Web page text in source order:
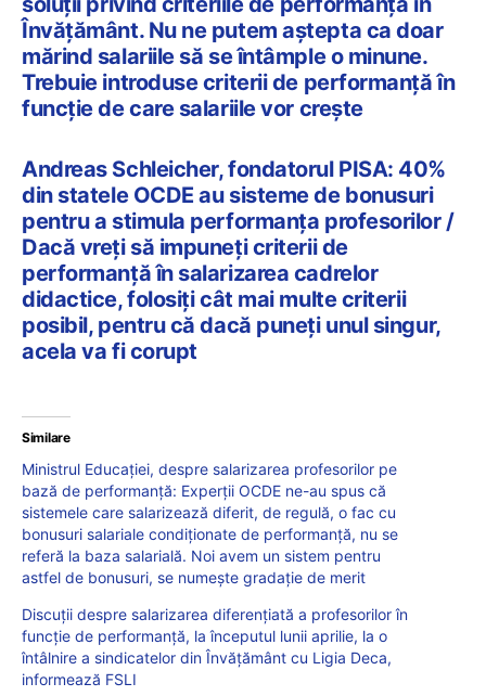
Învățământ. Nu ne putem aștepta ca doar
mărind salariile să se întâmple o minune.
Trebuie introduse criterii de performanță în
funcție de care salariile vor crește
Andreas Schleicher, fondatorul PISA: 40%
din statele OCDE au sisteme de bonusuri
pentru a stimula performanța profesorilor /
Dacă vreți să impuneți criterii de
performanță în salarizarea cadrelor
didactice, folosiți cât mai multe criterii
posibil, pentru că dacă puneți unul singur,
acela va fi corupt
Similare
Ministrul Educației, despre salarizarea profesorilor pe
bază de performanță: Experții OCDE ne-au spus că
sistemele care salarizează diferit, de regulă, o fac cu
bonusuri salariale condiționate de performanță, nu se
referă la baza salarială. Noi avem un sistem pentru
astfel de bonusuri, se numește gradație de merit
Discuții despre salarizarea diferențiată a profesorilor în
funcție de performanță, la începutul lunii aprilie, la o
întâlnire a sindicatelor din Învățământ cu Ligia Deca,
informează FSLI